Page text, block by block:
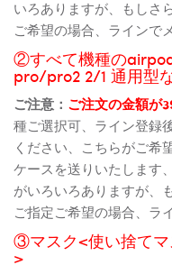
いろありますが、もしさ
ご希望の場合、ラインで
②すべて機種の
pro/pro2 2/1 通用型
ご注意： ご注文の金額が
種ご選択可、ライン登録
ください、こちらがご希
ケースを送りいたします
がいろいろありますが、
ご指定ご希望の場合、ラ
③マスク<使い捨てマ
>